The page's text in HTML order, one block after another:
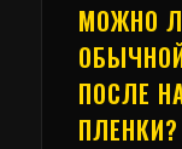
МОЖНО
ПОСЛЕ
ПЛЕНКИ?